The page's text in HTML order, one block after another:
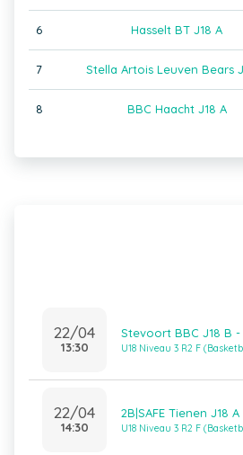
6 Hasselt BT J18 A
7 Stella Artois Leuven Bears
8 BBC Haacht J18 A
22/04
13:30
Stevoort BBC J18 B -
U18 Niveau 3 R2 F
22/04
14:30
2B|SAFE Tienen J18
U18 Niveau 3 R2 F